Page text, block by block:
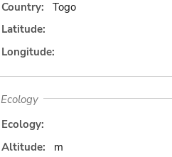
Country:
Togo
Latitude:
Longitude:
Ecology
Ecology:
Altitude:
m